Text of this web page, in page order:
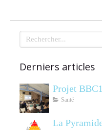
Rechercher
Derniers articles
Projet
Santé
La